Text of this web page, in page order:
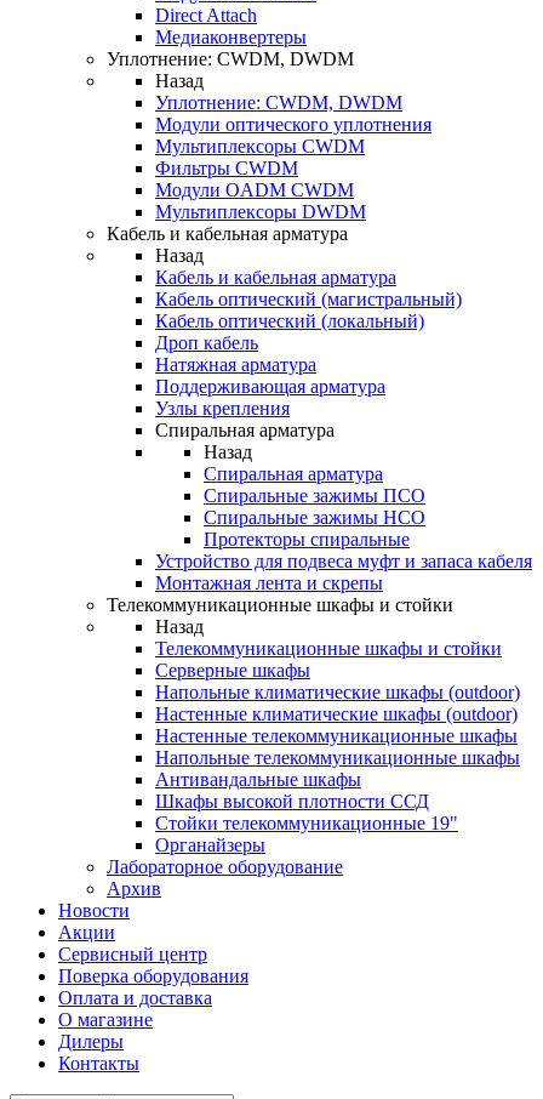
Direct Attach
Медиаконвертеры
Уплотнение: CWDM, DWDM
Назад
Уплотнение: CWDM, DWDM
Модули оптического уплотнения
Мультиплексоры CWDM
Фильтры CWDM
Модули OADM CWDM
Мультиплексоры DWDM
Кабель и кабельная арматура
Назад
Кабель и кабельная арматура
Кабель оптический (магистральный)
Кабель оптический (локальный)
Дроп кабель
Натяжная арматура
Поддерживающая арматура
Узлы крепления
Спиральная арматура
Назад
Спиральная арматура
Спиральные зажимы ПСО
Спиральные зажимы НСО
Протекторы спиральные
Устройство для подвеса муфт и запаса кабеля
Монтажная лента и скрепы
Телекоммуникационные шкафы и стойки
Назад
Телекоммуникационные шкафы и стойки
Серверные шкафы
Напольные климатические шкафы (outdoor)
Настенные климатические шкафы (outdoor)
Настенные телекоммуникационные шкафы
Напольные телекоммуникационные шкафы
Антивандальные шкафы
Шкафы высокой плотности ССД
Стойки телекоммуникационные 19"
Органайзеры
Лабораторное оборудование
Архив
Новости
Акции
Сервисный центр
Поверка оборудования
Оплата и доставка
О магазине
Дилеры
Контакты